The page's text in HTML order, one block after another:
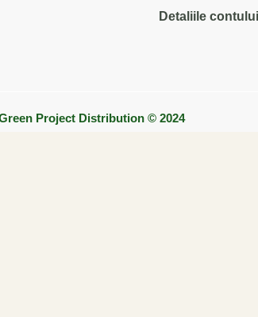
Detaliile contului
Project Distribution © 2024